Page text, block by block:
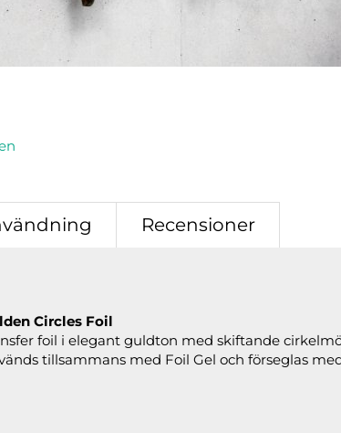
Recensioner
Circles Foil
foil i elegant guldton med skiftande
tillsammans med Foil Gel och förseglas